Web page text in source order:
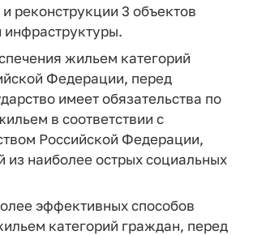
и реконструкции 3 объектов
жильем категорий
Федерации, перед
имеет обязательства по
в соответствии с
Российской Федерации,
из наиболее острых социальных
эффективных способов
категорий граждан, перед